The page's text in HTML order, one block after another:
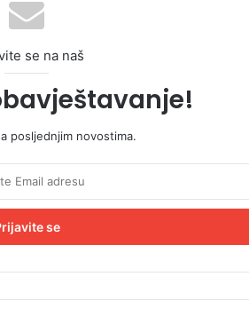
se na naš
posljednjim novostima.